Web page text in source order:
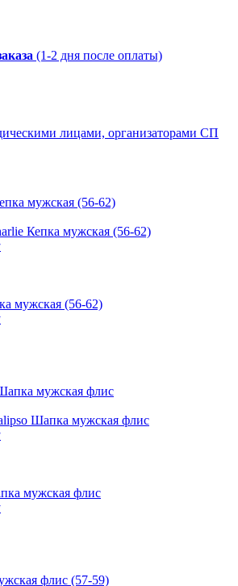
(1-2 дня после оплаты)
лицами, организаторами СП
Кепка мужская (56-62)
мужская (56-62)
Шапка мужская флис
мужская флис